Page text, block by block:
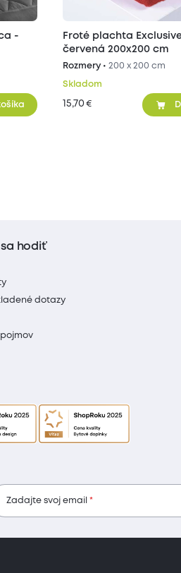
-
Froté plachta
červená 200x200 cm
Rozmery •200 x 200 cm
Skladom
15,70 €
hodiť
dotazy
Zadajte svoj email